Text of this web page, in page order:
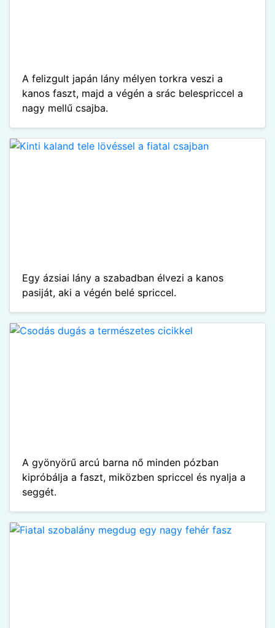
A felizgult japán lány mélyen torkra veszi a
kanos faszt, majd a végén a srác belespriccel a
nagy mellű csajba.
Egy ázsiai lány a szabadban élvezi a kanos
pasiját, aki a végén belé spriccel.
A gyönyörű arcú barna nő minden pózban
kipróbálja a faszt, miközben spriccel és nyalja a
seggét.